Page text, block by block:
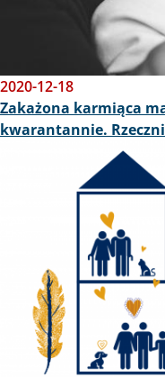
2020-12-18
Zakażona karmiąca
kwarantannie.